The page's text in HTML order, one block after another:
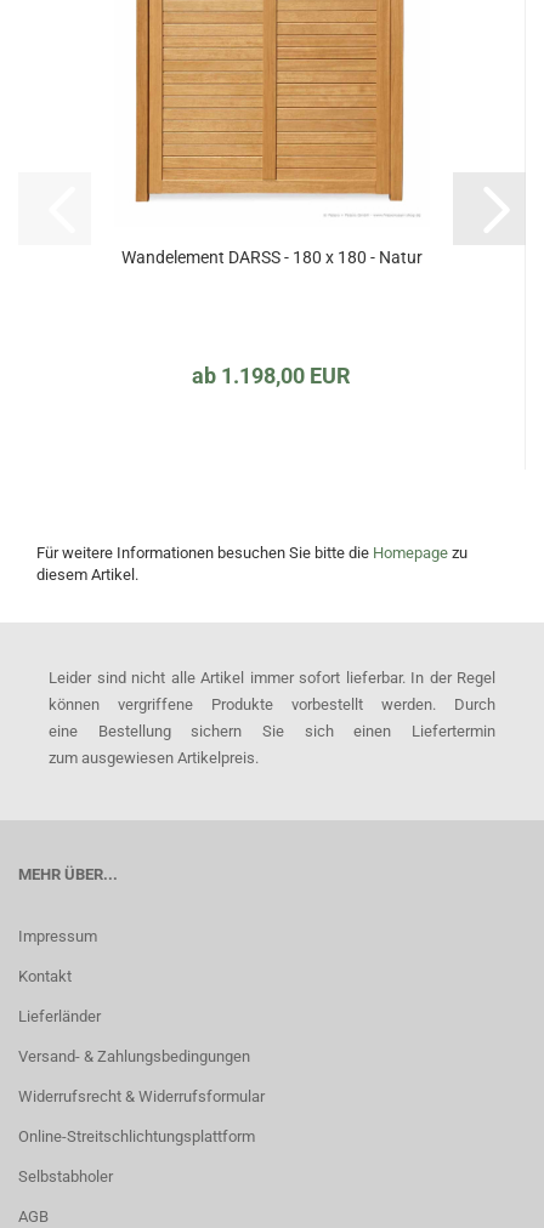
Wandelement DARSS - 180 x 180 - Natur
ab 1.198,00 EUR
Für weitere Informationen besuchen Sie bitte die Homepage zu
diesem Artikel.
Leider sind nicht alle Artikel immer sofort lieferbar. In der Regel
können vergriffene Produkte vorbestellt werden. Durch
eine Bestellung sichern Sie sich einen Liefertermin
zum ausgewiesen Artikelpreis.
MEHR ÜBER...
Impressum
Kontakt
Lieferländer
Versand- & Zahlungsbedingungen
Widerrufsrecht & Widerrufsformular
Online-Streitschlichtungsplattform
Selbstabholer
AGB